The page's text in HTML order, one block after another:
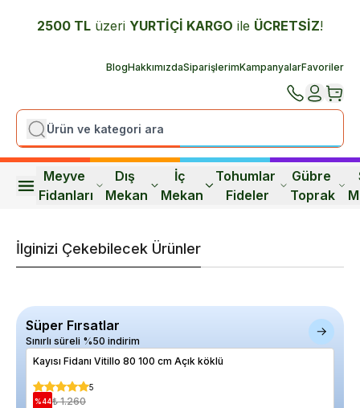
2500 TL üzeri YURTİÇİ KARGO ile ÜCRETSİZ!
BlogHakkımızdaSiparişlerimKampanyalarFavoriler
Meyve
Fidanları
Dış
Mekan
İç
Mekan
Tohumlar
Fideler
Gübre
Toprak
İlginizi Çekebilecek Ürünler
Süper Fırsatlar
Sınırlı süreli %50 indirim
Kayısı Fidanı Vitillo 80 100 cm Açık köklü
5
%44₺ 1.260